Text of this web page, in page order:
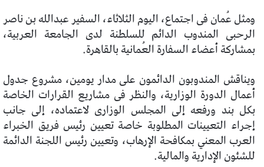
ومثل عُمان فى اجتماع، اليوم الثلاثاء، السفير عبدالله بن ناصر
الرحبى المندوب الدائم للسلطنة لدى الجامعة العربية،
بمشاركة أعضاء السفارة العُمانية بالقاهرة.
ويناقش المندوبون الدائمون على مدار يومين، مشروع جدول
أعمال الدورة الوزارية، والنظر فى مشاريع القرارات الخاصة
بكل بند ورفعه إلى المجلس الوزارى لاعتماده، إلى جانب
إجراء التعيينات المطلوبة خاصة تعيين رئيس فريق الخبراء
العرب المعني بمكافحة الإرهاب، وتعيين رئيس اللجنة الدائمة
للشئون الإدارية والمالية.